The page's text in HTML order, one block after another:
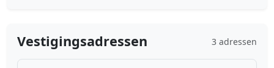
Vestigingsadressen 3 adressen